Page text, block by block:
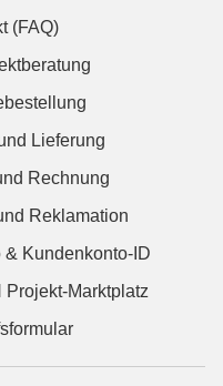
(FAQ)
Lieferung
Rechnung
Reklamation
Kundenkonto-ID
Marktplatz